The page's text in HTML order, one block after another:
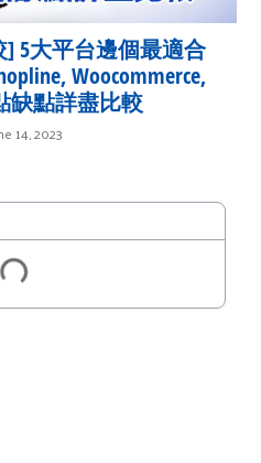
] 5大平台邊個最適合
Woocommerce,
缺點詳盡比較
14, 2023